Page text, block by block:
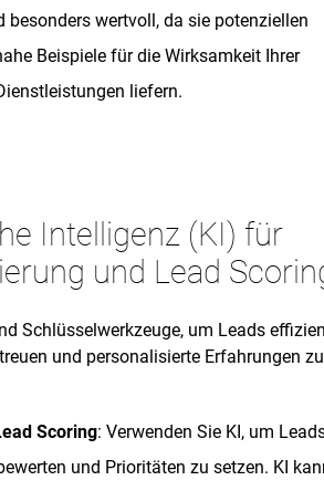
besonders wertvoll, da sie potenziellen
Beispiele für die Wirksamkeit Ihrer
liefern.
Intelligenz (KI) für
und Lead
Schlüsselwerkzeuge, um Leads
und personalisierte Erfahrungen zu
Scoring: Verwenden Sie KI, um
und Prioritäten zu setzen. KI